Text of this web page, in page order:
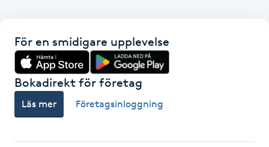
Föning
G
Gel naglar
För en smidigare upplevelse
Bokadirekt för företag
Läs mer Företagsinloggning